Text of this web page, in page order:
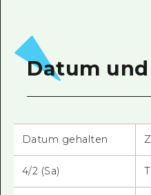
Datum
Datum gehalten
4/2 (Sa)